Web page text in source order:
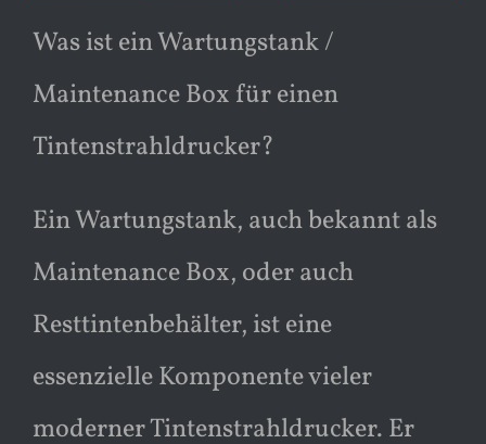
Was ist ein Wartungstank /
Maintenance Box für einen
Tintenstrahldrucker?
Ein Wartungstank, auch bekannt als
Maintenance Box, oder auch
Resttintenbehälter, ist eine
essenzielle Komponente vieler
moderner Tintenstrahldrucker. Er